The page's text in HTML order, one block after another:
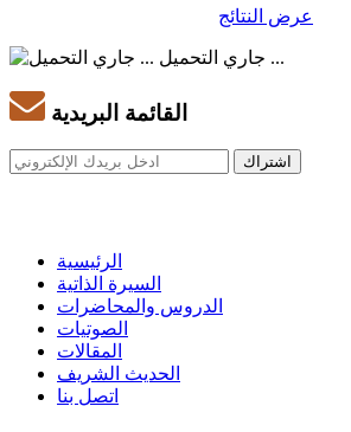
عرض النتائج
جاري التحميل ...
القائمة البريدية
الرئيسية
السيرة الذاتية
الدروس والمحاضرات
الصوتيات
المقالات
الحديث الشريف
اتصل بنا